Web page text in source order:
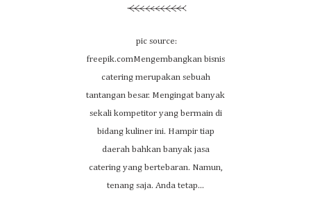
pic source:
freepik.comMengembangkan bisnis
catering merupakan sebuah
tantangan besar. Mengingat banyak
sekali kompetitor yang bermain di
bidang kuliner ini. Hampir tiap
daerah bahkan banyak jasa
catering yang bertebaran. Namun,
tenang saja. Anda tetap...